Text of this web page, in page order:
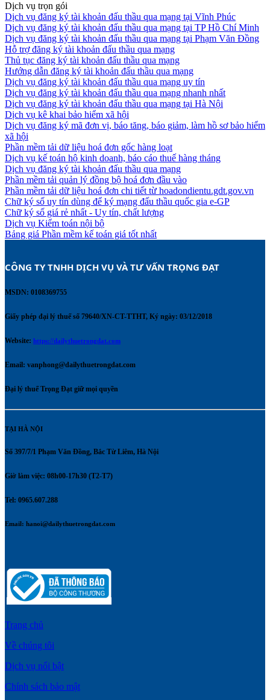
Dịch vụ trọn gói
Dịch vụ đăng ký tài khoản đấu thầu qua mạng tại Vĩnh Phúc
Dịch vụ đăng ký tài khoản đấu thầu qua mạng tại TP Hồ Chí Minh
Dịch vụ đăng ký tài khoản đấu thầu qua mạng tại Phạm Văn Đồng
Hỗ trợ đăng ký tài khoản đấu thầu qua mạng
Thủ tục đăng ký tài khoản đấu thầu qua mạng
Hướng dẫn đăng ký tài khoản đấu thầu qua mạng
Dịch vụ đăng ký tài khoản đấu thầu qua mạng uy tín
Dịch vụ đăng ký tài khoản đấu thầu qua mạng nhanh nhất
Dịch vụ đăng ký tài khoản đấu thầu qua mạng tại Hà Nội
Dịch vụ kê khai bảo hiểm xã hội
Dịch vụ đăng ký mã đơn vị, báo tăng, báo giảm, làm hồ sơ bảo hiểm
xã hội
Phần mềm tải dữ liệu hoá đơn gốc hàng loạt
Dịch vụ kế toán hộ kinh doanh, báo cáo thuế hàng tháng
Dịch vụ đăng ký tài khoản đấu thầu qua mạng
Phần mềm tải quản lý đồng bộ hoá đơn đầu vào
Phần mềm tải dữ liệu hoá đơn chi tiết từ hoadondientu.gdt.gov.vn
Chữ ký số uy tín dùng để ký mạng đấu thầu quốc gia e-GP
Chữ ký số giá rẻ nhất - Uy tín, chất lượng
Dịch vụ Kiểm toán nội bộ
Bảng giá Phần mềm kế toán giá tốt nhất
CÔNG TY TNHH DỊCH VỤ VÀ TƯ VẤN TRỌNG ĐẠT
MSDN: 0108369755
Giấy phép đại lý thuế số 79640/XN-CT-TTHT, Ký ngày: 03/12/2018
Website: https://dailythuetrongdat.com
Email: vanphong@dailythuetrongdat.com
Đại lý thuế Trọng Đạt giữ mọi quyền
TẠI HÀ NỘI
Số 397/7/1 Phạm Văn Đồng, Bắc Từ Liêm, Hà Nội
Giờ làm việc: 08h00-17h30 (T2-T7)
Tel: 0965.607.288
Email: hanoi@dailythuetrongdat.com
Trang chủ
Về chúng tôi
Dịch vụ nổi bật
Chính sách bảo mật